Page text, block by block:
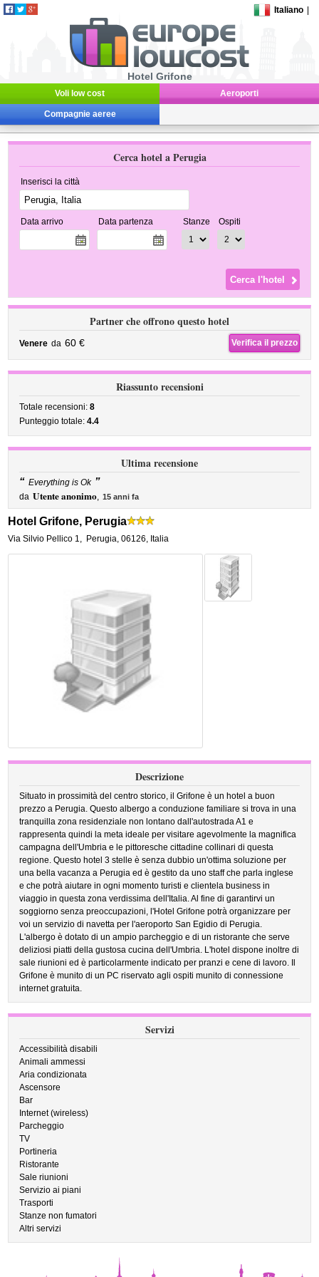
Italiano
Hotel Grifone
Voli low cost Aeroporti
Compagnie aeree
Cerca hotel a Perugia
Inserisci la città
Data arrivo Data partenza Stanze Ospiti
Partner che offrono questo hotel
Venere da 60 € Verifica il prezzo
Riassunto recensioni
Totale recensioni:8
Punteggio totale:4.4
Ultima recensione
“ Everything is Ok ”
da Utente anonimo, 15 anni fa
Hotel Grifone, Perugia
Via Silvio Pellico 1, Perugia,06126, Italia
Descrizione
Situato in prossimità del centro storico, il Grifone è un hotel a buon
prezzo a Perugia. Questo albergo a conduzione familiare si trova in una
tranquilla zona residenziale non lontano dall'autostrada A1 e
rappresenta quindi la meta ideale per visitare agevolmente la magnifica
campagna dell'Umbria e le pittoresche cittadine collinari di questa
regione. Questo hotel 3 stelle è senza dubbio un'ottima soluzione per
una bella vacanza a Perugia ed è gestito da uno staff che parla inglese
e che potrà aiutare in ogni momento turisti e clientela business in
viaggio in questa zona verdissima dell'Italia. Al fine di garantirvi un
soggiorno senza preoccupazioni, l'Hotel Grifone potrà organizzare per
voi un servizio di navetta per l'aeroporto San Egidio di Perugia.
L'albergo è dotato di un ampio parcheggio e di un ristorante che serve
deliziosi piatti della gustosa cucina dell'Umbria. L'hotel dispone inoltre di
sale riunioni ed è particolarmente indicato per pranzi e cene di lavoro. Il
Grifone è munito di un PC riservato agli ospiti munito di connessione
internet gratuita.
Servizi
Accessibilità disabili
Animali ammessi
Aria condizionata
Ascensore
Bar
Internet (wireless)
Parcheggio
TV
Portineria
Ristorante
Sale riunioni
Servizio ai piani
Trasporti
Stanze non fumatori
Altri servizi